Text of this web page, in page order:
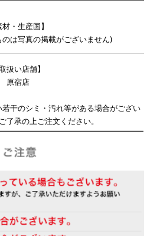
材・生産国】
は写真の掲載がございません)
取扱い店舗】
原宿店
干のシミ・汚れ等がある場合がござい
了承の上ご注文ください。